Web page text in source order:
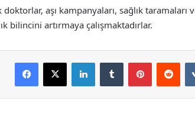
doktorlar, aşı kampanyaları, sağlık
bilincini artırmaya çalışmaktadırlar.
Facebook
X LinkedInTumblr Pinterest